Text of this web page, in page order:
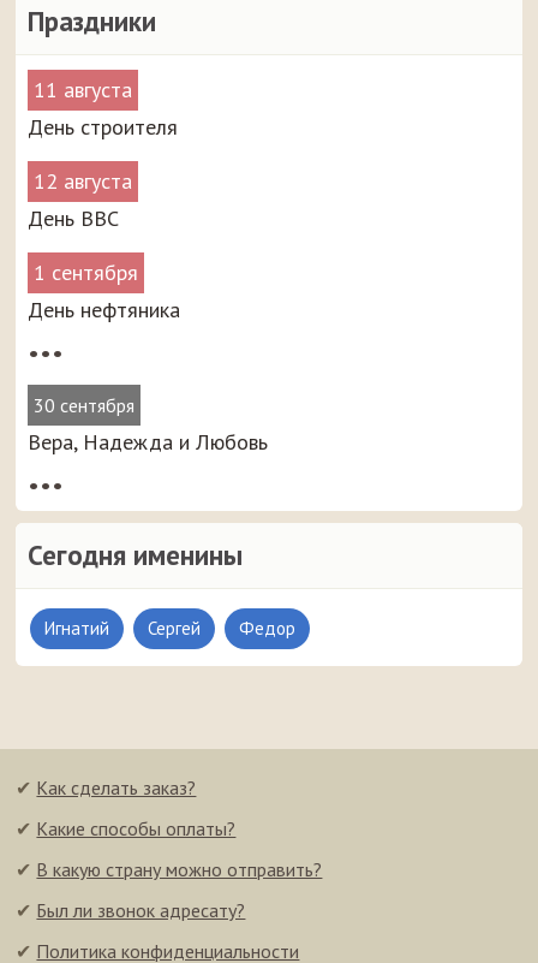
Праздники
11 августа
День строителя
12 августа
День ВВС
1 сентября
День нефтяника
•••
30 сентября
Вера, Надежда и Любовь
•••
Сегодня именины
Игнатий Сергей Федор
✔ Как сделать заказ?
✔ Какие способы оплаты?
✔ В какую страну можно отправить?
✔ Был ли звонок адресату?
✔ Политика конфиденциальности